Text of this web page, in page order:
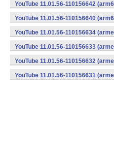
YouTube 11.01.56-110156642
YouTube 11.01.56-110156640
YouTube 11.01.56-110156634
YouTube 11.01.56-110156633
YouTube 11.01.56-110156632
YouTube 11.01.56-110156631